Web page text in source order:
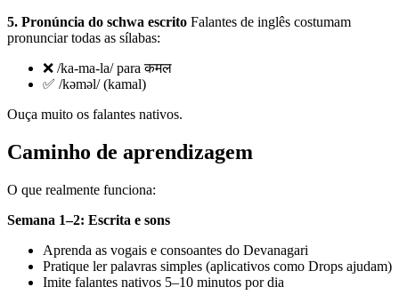
5. Pronúncia do schwa escrito Falantes de inglês costumam
pronunciar todas as sílabas:
❌ /ka-ma-la/ para कमल
✅ /kəməl/ (kamal)
Ouça muito os falantes nativos.
Caminho de aprendizagem
O que realmente funciona:
Semana 1–2: Escrita e sons
Aprenda as vogais e consoantes do Devanagari
Pratique ler palavras simples (aplicativos como Drops ajudam)
Imite falantes nativos 5–10 minutos por dia